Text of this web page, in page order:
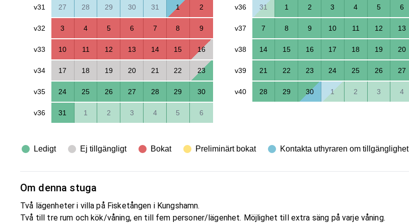
v31
27 28 29 30 31 1 2
v32 3 4 5 6 7 8 9
v33 10 11 12 13 14 15 16
v34 17 18 19 20 21 22 23
v35 24 25 26 27 28 29 30
v36 31 1 2 3 4 5 6
v36
31 1 2 3 4 5 6
v37 7 8 9 10 11 12 13
v38 14 15 16 17 18 19 20
v39 21 22 23 24 25 26 27
v40 28 29 30 1 2 3 4
Ledigt Ej tillgängligt Bokat Preliminärt bokat Kontakta uthyraren om tillgänglighet
Om denna stuga
Två lägenheter i villa på Fisketången i Kungshamn.
Två till tre rum och kök/våning, en till fem personer/lägenhet. Möjlighet till extra säng på varje våning.